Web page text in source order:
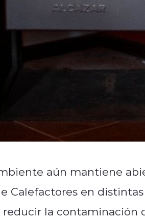
aún mantiene
Calefactores en
la contaminación